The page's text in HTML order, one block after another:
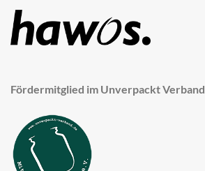
Fördermitglied im Unverpackt Verband